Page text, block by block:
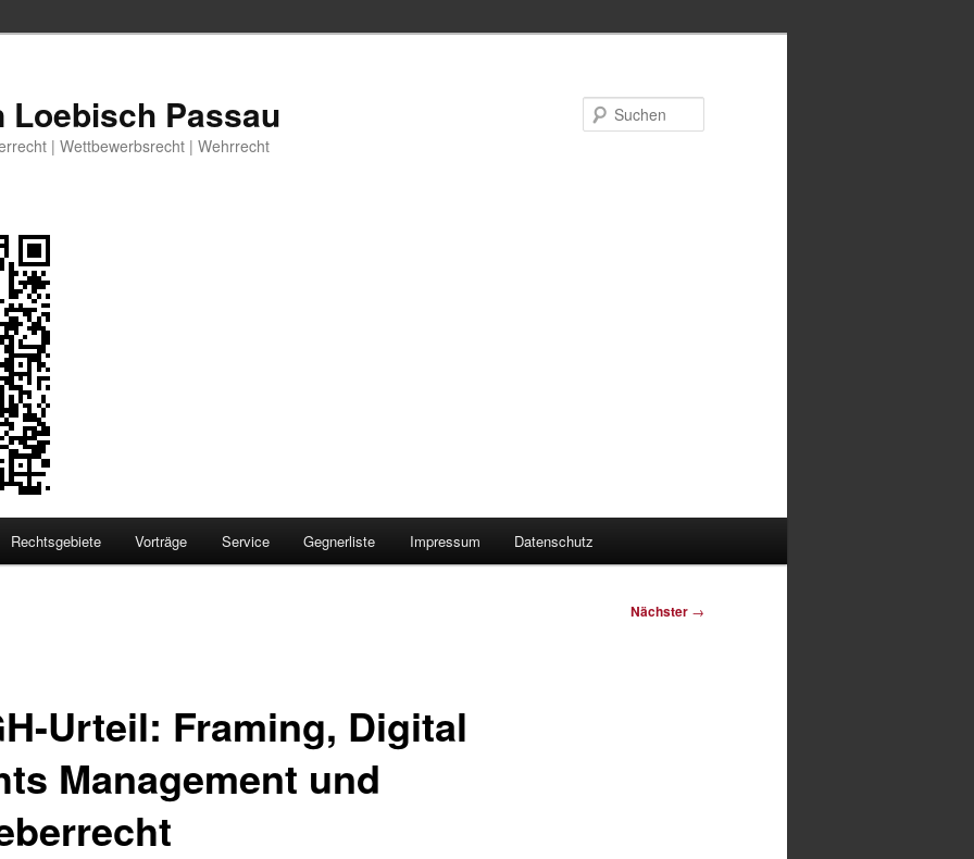
Loebisch Passau
| Wettbewerbsrecht | Wehrrecht
Rechtsgebiete Vorträge Service Gegnerliste Impressum Datenschutz
Nächster →
Urteil: Framing, Digital
Management und